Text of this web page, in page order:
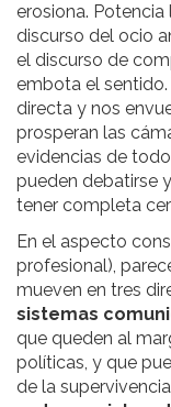
erosiona.
discurso del ocio
el discurso de
embota el
directa y nos
prosperan las
evidencias de
pueden debatirse
tener completa
En el aspecto
profesional),
mueven en tres
sistemas
que queden al
políticas, y que
de la